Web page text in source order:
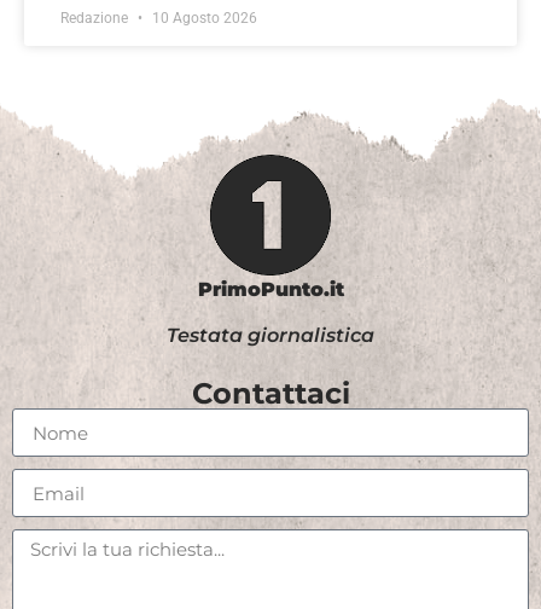
Redazione 10 Agosto 2026
PrimoPunto.it
Testata giornalistica
Contattaci